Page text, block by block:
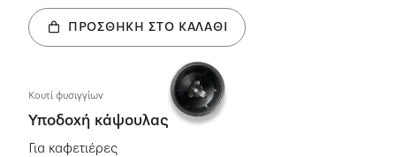
ΠΡΟΣΘΉΚΗ ΣΤΟ ΚΑΛΆΘΙ
Κουτί φυσιγγίων
Υποδοχή κάψουλας
Για καφετιέρες